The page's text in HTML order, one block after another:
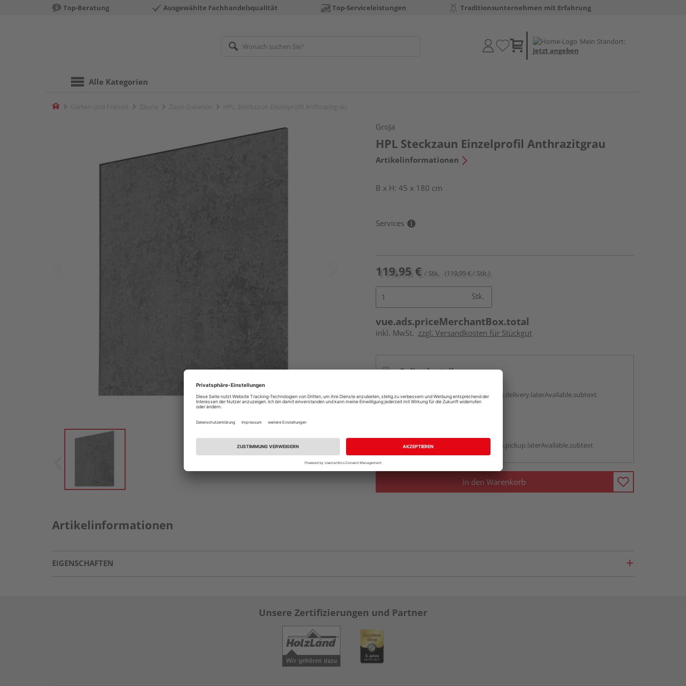
Top-Beratung Ausgewählte Fachhandelsqualität Top-Serviceleistungen Traditionsunternehmen mit Erfahrung
Mein Standort:
Jetzt angeben
Alle Kategorien
Home
GroJa
HPL Steckzaun Einzelprofil Anthrazitgrau
Artikelinformationen
B x H: 45 x 180 cm
Services
119,95 € / Stk. (119,95 € / Stk.)
Stk.
vue.ads.priceMerchantBox.total
inkl. MwSt. zzgl. Versandkosten für Stückgut
Online bestellen
vue.ads.priceMerchantBox.option.delivery.laterAvailable.subtext
Auf Vorbestellung:
vue.ads.priceMerchantBox.option.pickup.laterAvailable.subtext
In den Warenkorb
Artikelinformationen
EIGENSCHAFTEN
Unsere Zertifizierungen und Partner